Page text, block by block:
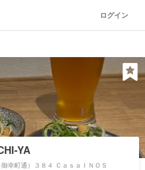
ログイン
YA
幸町通）３８４ ＣａｓａＩＮＯＳ